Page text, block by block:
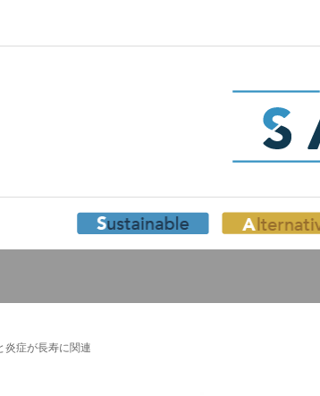
炎症が長寿に関連